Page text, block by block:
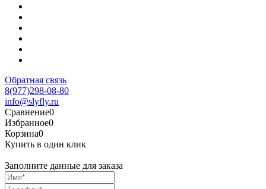
Обратная связь
8(977)298-08-80
info@slyfly.ru
Сравнение0
Избранное0
Корзина0
Купить в один клик
Заполните данные для заказа